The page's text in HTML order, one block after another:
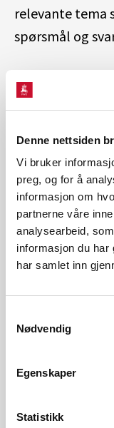
Denne nettsiden
Vi bruker
preg, og for å
informasjon om
partnerne våre
analysearbeid,
informasjon du har
har samlet inn
Nødvendig
Egenskaper
Statistikk
relevante tema
spørsmål og
Dette er et tidligere
Dato: 22. -
Frist: